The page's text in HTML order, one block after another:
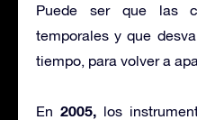
Puede ser que las
temporales y que
tiempo, para volver a
En 2005, los